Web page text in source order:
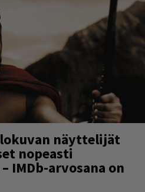
näyttelijät
nopeasti
IMDb-arvosana on